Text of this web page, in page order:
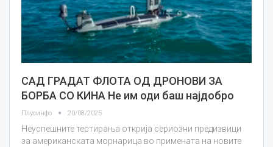
САД ГРАДАТ ФЛОТА ОД ДРОНОВИ ЗА
БОРБА СО КИНА Не им оди баш најдобро
Плусинфо 20/08/2025
Неуспешните тестирања открија сериозни предизвици
за американската морнарица во примената на новите